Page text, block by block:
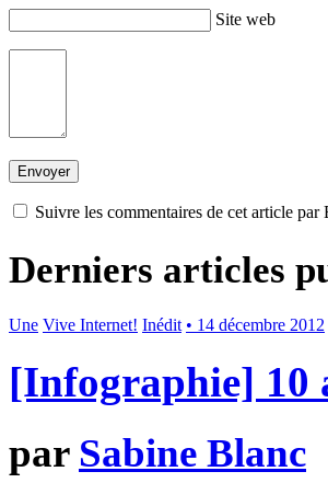
Site web
Suivre les commentaires de cet article par
Derniers articles
Une Vive Internet! Inédit • 14 décembre 2012
[Infographie] 10
par Sabine Blanc